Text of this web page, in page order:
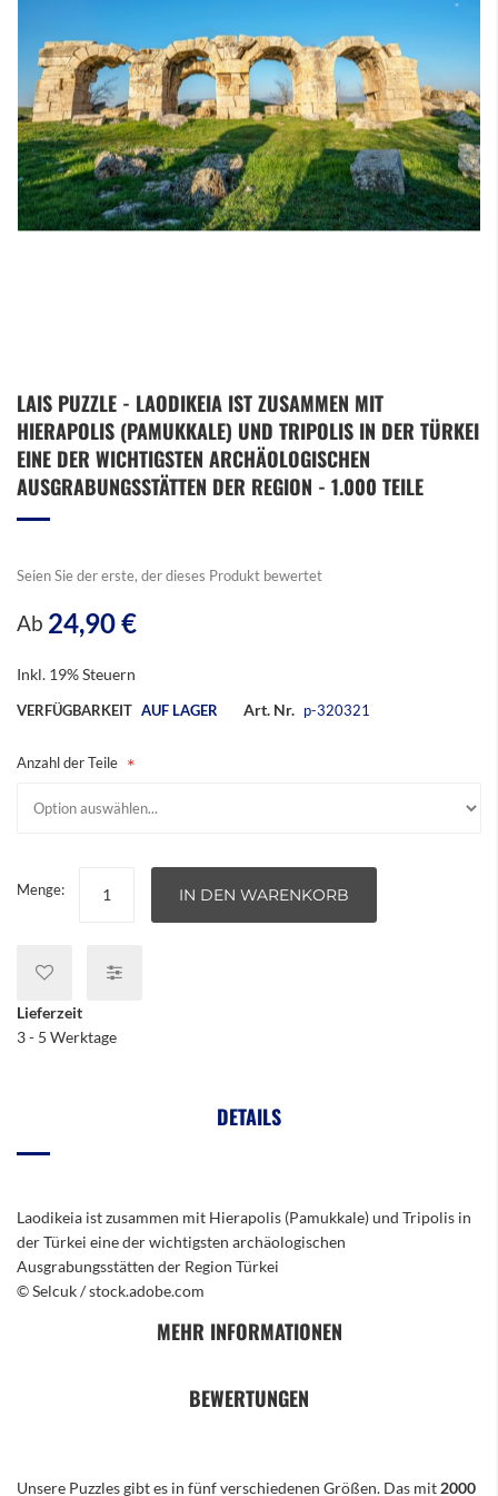
Anfang
der
Bildergalerie
springen
LAIS PUZZLE - LAODIKEIA IST ZUSAMMEN MIT
HIERAPOLIS (PAMUKKALE) UND TRIPOLIS IN DER TÜRKEI
EINE DER WICHTIGSTEN ARCHÄOLOGISCHEN
AUSGRABUNGSSTÄTTEN DER REGION - 1.000 TEILE
Seien Sie der erste, der dieses Produkt bewertet
Ab 24,90 €
Inkl. 19% Steuern
VERFÜGBARKEIT AUF LAGER Art. Nr. p-320321
Anzahl der Teile
Menge: IN DEN WARENKORB
Lieferzeit
3 - 5 Werktage
DETAILS
Laodikeia ist zusammen mit Hierapolis (Pamukkale) und Tripolis in
der Türkei eine der wichtigsten archäologischen
Ausgrabungsstätten der Region Türkei
© Selcuk / stock.adobe.com
MEHR INFORMATIONEN
BEWERTUNGEN
Unsere Puzzles gibt es in fünf verschiedenen Größen. Das mit 2000